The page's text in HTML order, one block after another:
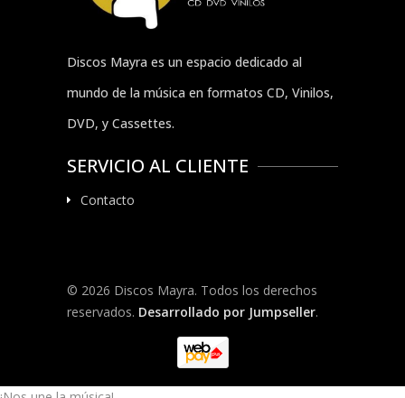
Discos Mayra es un espacio dedicado al
mundo de la música en formatos CD, Vinilos,
DVD, y Cassettes.
SERVICIO AL CLIENTE
Contacto
© 2026 Discos Mayra. Todos los derechos
reservados. Desarrollado por Jumpseller.